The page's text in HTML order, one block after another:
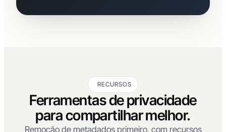
RECURSOS
Ferramentas de privacidade
para compartilhar melhor.
Remoção de metadados primeiro, com recursos